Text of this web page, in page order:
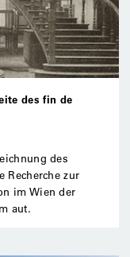
des fin de
des
Recherche zur
im Wien der
aut.